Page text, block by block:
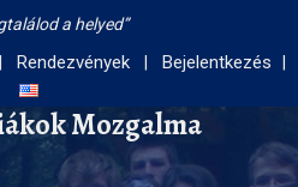
a helyed
Rendezvények Bejelentkezés
Mozgalma